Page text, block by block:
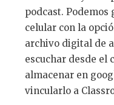
podcast.
celular con la
archivo digital de
escuchar desde el
almacenar en
vincularlo a